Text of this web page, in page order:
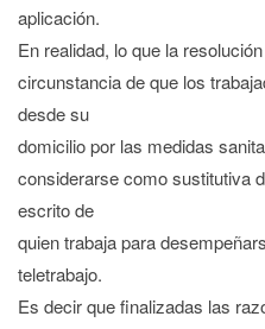
aplicación.
En realidad, lo que la
circunstancia de que los
desde su
domicilio por las medidas
considerarse como sustitutiva
escrito de
quien trabaja para
teletrabajo.
Es decir que finalizadas las